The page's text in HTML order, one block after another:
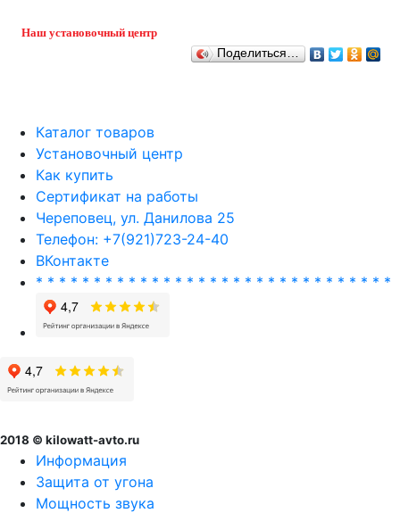
Наш установочный центр
Поделиться…
Каталог товаров
Установочный центр
Как купить
Сертификат на работы
Череповец, ул. Данилова 25
Телефон: +7(921)723-24-40
ВКонтакте
* * * * * * * * * * * * * * * * * * * * * * * * * * * * * * *
2018 © kilowatt-avto.ru
Информация
Защита от угона
Мощность звука